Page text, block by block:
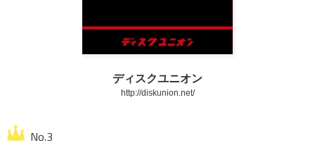
ディスクユニオン
http://diskunion.net/